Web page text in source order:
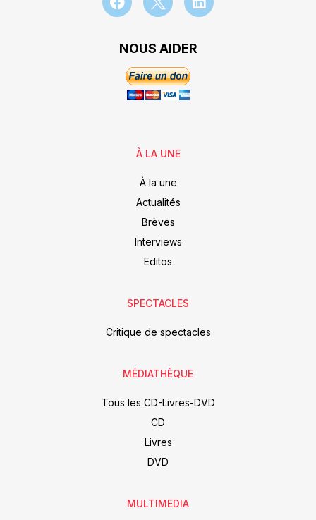
NOUS AIDER
À LA UNE
À la une
Actualités
Brèves
Interviews
Editos
SPECTACLES
Critique de spectacles
MÉDIATHÈQUE
Tous les CD-Livres-DVD
CD
Livres
DVD
MULTIMEDIA